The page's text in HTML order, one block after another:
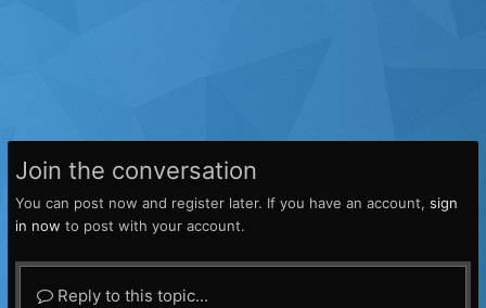
Join the conversation
You can post now and register later. If you have an account, sign
in now to post with your account.
Reply to this topic...